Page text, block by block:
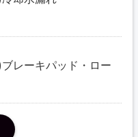
レーキパッド・ロー